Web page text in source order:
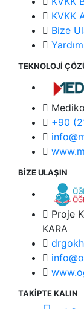
KVKK
Bize
Yardım
TEKNOLOJİ
+90
BİZE ULAŞIN
Proje
KARA
TAKİPTE KALIN